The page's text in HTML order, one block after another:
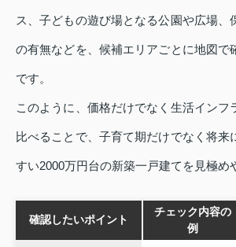
ス、子どもの遊び場となる公園や広場、
の有無などを、候補エリアごとに地図で
です。
このように、価格だけでなく生活インフ
比べることで、子育て期だけでなく将来
すい2000万円台の新築一戸建てを見極め
確認したいポイント
チェック内容の
例